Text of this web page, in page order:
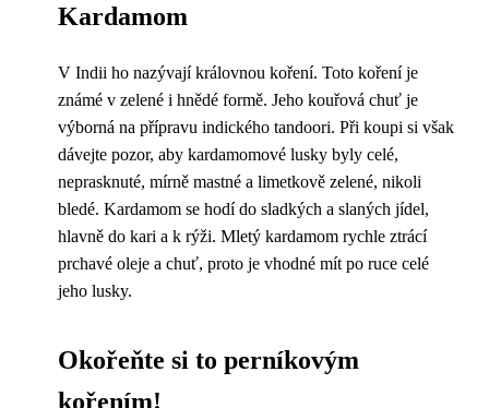
Kardamom
V Indii ho nazývají královnou koření. Toto koření je
známé v zelené i hnědé formě. Jeho kouřová chuť je
výborná na přípravu indického tandoori. Při koupi si však
dávejte pozor, aby kardamomové lusky byly celé,
neprasknuté, mírně mastné a limetkově zelené, nikoli
bledé. Kardamom se hodí do sladkých a slaných jídel,
hlavně do kari a k rýži. Mletý kardamom rychle ztrácí
prchavé oleje a chuť, proto je vhodné mít po ruce celé
jeho lusky.
Okořeňte si to perníkovým
kořením!